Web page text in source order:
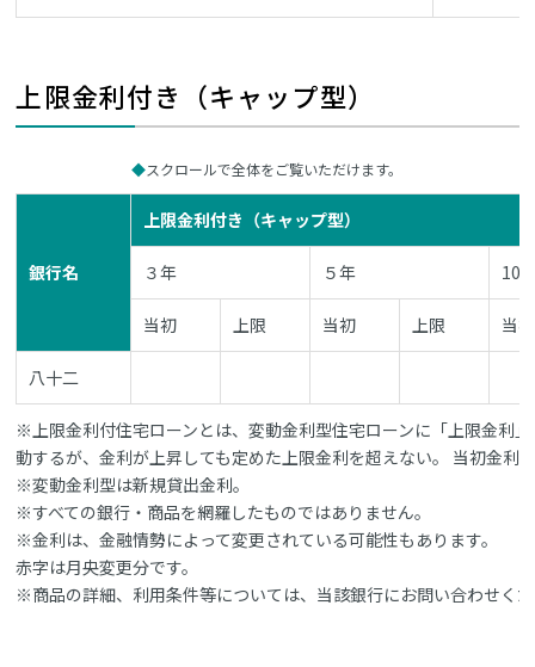
上限金利付き（キャップ型）
スクロールで全体をご覧いただけます。
銀行名
上限金利付き（キャップ型）
３年 ５年 10
当初 上限 当初 上限 当初
八十二
※上限金利付住宅ローンとは、変動金利型住宅ローンに「上限金利
動するが、金利が上昇しても定めた上限金利を超えない。 当初金利
※変動金利型は新規貸出金利。
※すべての銀行・商品を網羅したものではありません。
※金利は、金融情勢によって変更されている可能性もあります。
赤字は月央変更分です。
※商品の詳細、利用条件等については、当該銀行にお問い合わせく